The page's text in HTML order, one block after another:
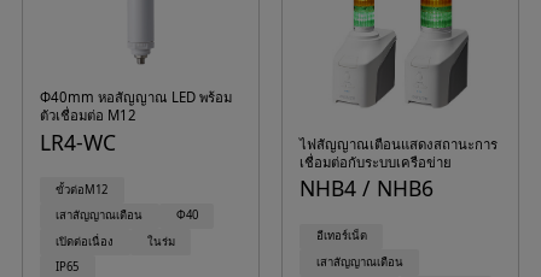
Φ40mm หอสัญญาณ LED พร้อม
ตัวเชื่อมต่อ M12
LR4-WC
ขั้วต่อM12
เสาสัญญาณเตือน
Φ40
เปิดต่อเนื่อง
ในร่ม
IP65
ไฟสัญญาณเตือนแสดงสถานะการ
เชื่อมต่อกับระบบเครือข่าย
NHB4 / NHB6
อีเทอร์เน็ต
เสาสัญญาณเตือน